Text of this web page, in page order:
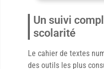
Un suivi
scolarité
Le cahier de textes
des outils les plus